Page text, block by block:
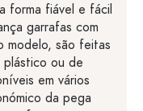
forma fiável e fácil
garrafas com
modelo, são feitas
plástico ou de
em vários
da pega